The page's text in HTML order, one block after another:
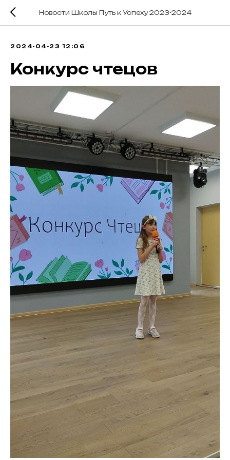
Новости Школы Путь к Успеху 2023-2024
2024-04-23 12:06
Конкурс чтецов